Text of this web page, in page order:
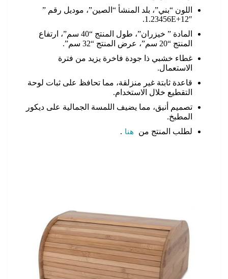
اللون “بني”، بلد المنشأ “الصين”، موديل رقم ”
1.23456E+12″.
المادة ” خيزران”، طول المنتج “40 سم”، ارتفاع
المنتج “20 سم”، عرض المنتج “32 سم”.
غطاء خشبي ذا جودة فاخرة يزيد من فترة
الاستعمال.
قاعدة ثابتة غير منزلقة، مما تحافظ على ثبات لوحة
التقطيع خلال الاستخدام.
تصميم أنيق، مما يضيف اللمسة الجمالية على ديكور
المطبخ.
لطلب المنتج من
هنا .